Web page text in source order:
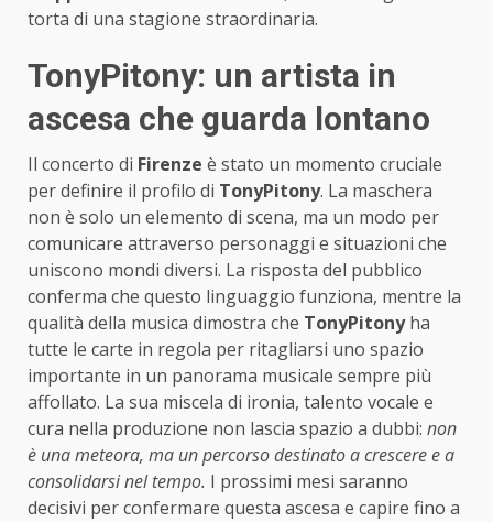
torta di una stagione straordinaria.
TonyPitony: un artista in
ascesa che guarda lontano
Il concerto di Firenze è stato un momento cruciale
per definire il profilo di TonyPitony. La maschera
non è solo un elemento di scena, ma un modo per
comunicare attraverso personaggi e situazioni che
uniscono mondi diversi. La risposta del pubblico
conferma che questo linguaggio funziona, mentre la
qualità della musica dimostra che TonyPitonyha
tutte le carte in regola per ritagliarsi uno spazio
importante in un panorama musicale sempre più
affollato. La sua miscela di ironia, talento vocale e
cura nella produzione non lascia spazio a dubbi: non
è una meteora, ma un percorso destinato a crescere e a
consolidarsi nel tempo. I prossimi mesi saranno
decisivi per confermare questa ascesa e capire fino a